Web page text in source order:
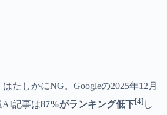
たしかにNG。Googleの2025年12月
AI記事は87%がランキング低下[4] し